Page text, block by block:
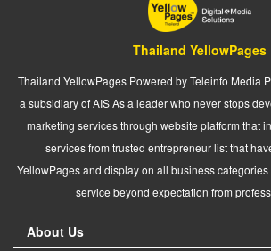
Thailand YellowPages
Thailand YellowPages Powered by Teleinfo Media
a subsidiary of AIS As a leader who never stops
marketing services through website platform that
services from trusted entrepreneur list that
YellowPages and display on all business
service beyond expectation from
About Us